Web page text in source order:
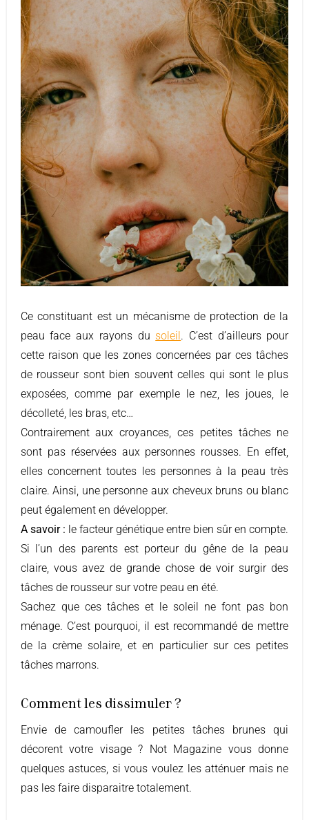
Ce constituant est un mécanisme de protection de la
peau face aux rayons du soleil. C’est d’ailleurs pour
cette raison que les zones concernées par ces tâches
de rousseur sont bien souvent celles qui sont le plus
exposées, comme par exemple le nez, les joues, le
décolleté, les bras, etc…
Contrairement aux croyances, ces petites tâches ne
sont pas réservées aux personnes rousses. En effet,
elles concernent toutes les personnes à la peau très
claire. Ainsi, une personne aux cheveux bruns ou blanc
peut également en développer.
A savoir : le facteur génétique entre bien sûr en compte.
Si l’un des parents est porteur du gêne de la peau
claire, vous avez de grande chose de voir surgir des
tâches de rousseur sur votre peau en été.
Sachez que ces tâches et le soleil ne font pas bon
ménage. C’est pourquoi, il est recommandé de mettre
de la crème solaire, et en particulier sur ces petites
tâches marrons.
Comment les dissimuler ?
Envie de camoufler les petites tâches brunes qui
décorent votre visage ? Not Magazine vous donne
quelques astuces, si vous voulez les atténuer mais ne
pas les faire disparaitre totalement.